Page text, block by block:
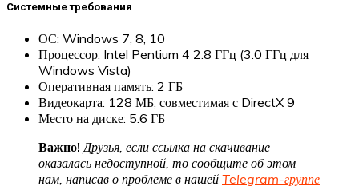
Системные требования
ОС: Windows 7, 8, 10
Процессор: Intel Pentium 4 2.8 ГГц (3.0 ГГц для
Windows Vista)
Оперативная память: 2 ГБ
Видеокарта: 128 МБ, совместимая с DirectX 9
Место на диске: 5.6 ГБ
Важно!Друзья, если ссылка на скачивание
оказалась недоступной, то сообщите об этом
нам, написав о проблеме в нашей Telegram-группе